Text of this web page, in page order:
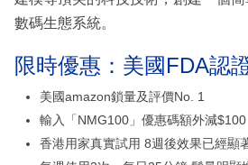
數碼生態系統。
限時優惠：美國FDA認
美國amazon鎖量及評價No. 1
輸入「NMG100」優惠碼額外減$100
香港用家真實試用 8週後效果已經顯